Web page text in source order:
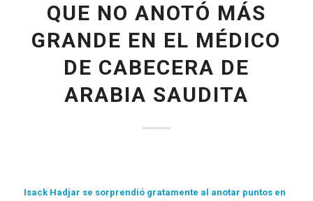
QUE NO ANOTÓ MÁS
GRANDE EN EL MÉDICO
DE CABECERA DE
ARABIA SAUDITA
Isack Hadjar se sorprendió gratamente al anotar puntos en